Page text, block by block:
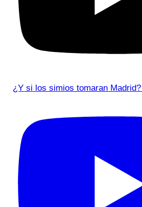
¿Y si los simios tomaran